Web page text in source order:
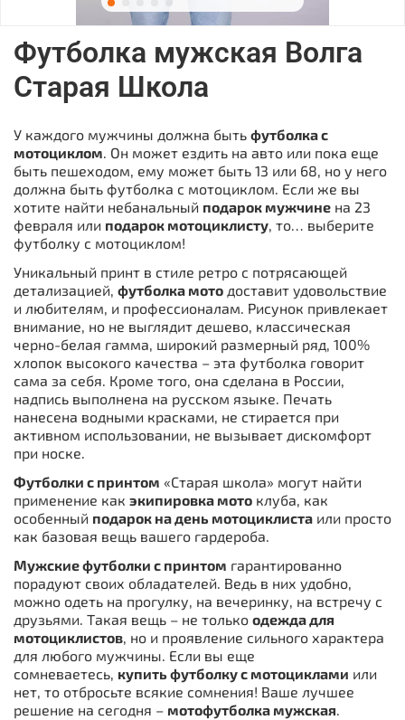
Футболка мужская Волга
Старая Школа
У каждого мужчины должна быть футболка с
мотоциклом. Он может ездить на авто или пока еще
быть пешеходом, ему может быть 13 или 68, но у него
должна быть футболка с мотоциклом. Если же вы
хотите найти небанальный подарок мужчине на 23
февраля или подарок мотоциклисту, то… выберите
футболку с мотоциклом!
Уникальный принт в стиле ретро с потрясающей
детализацией, футболка мото доставит удовольствие
и любителям, и профессионалам. Рисунок привлекает
внимание, но не выглядит дешево, классическая
черно-белая гамма, широкий размерный ряд, 100%
хлопок высокого качества – эта футболка говорит
сама за себя. Кроме того, она сделана в России,
надпись выполнена на русском языке. Печать
нанесена водными красками, не стирается при
активном использовании, не вызывает дискомфорт
при носке.
Футболки с принтом «Старая школа» могут найти
применение как экипировка мото клуба, как
особенный подарок на день мотоциклиста или просто
как базовая вещь вашего гардероба.
Мужские футболки с принтом гарантированно
порадуют своих обладателей. Ведь в них удобно,
можно одеть на прогулку, на вечеринку, на встречу с
друзьями. Такая вещь – не только одежда для
мотоциклистов, но и проявление сильного характера
для любого мужчины. Если вы еще
сомневаетесь, купить футболку с мотоциклами или
нет, то отбросьте всякие сомнения! Ваше лучшее
решение на сегодня – мотофутболка мужская.